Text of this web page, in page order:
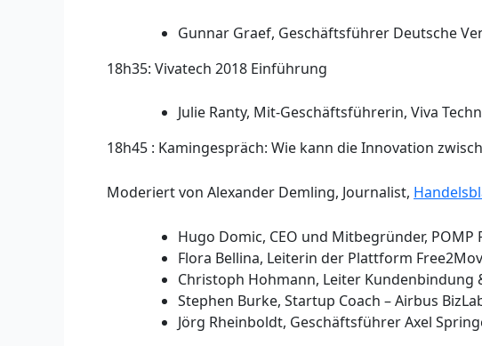
Gunnar Graef, Geschäftsführer Deutsche
18h35: Vivatech 2018 Einführung
Julie Ranty, Mit-Geschäftsführerin, Viva
18h45 : Kamingespräch: Wie kann die Innovation
Moderiert von Alexander Demling, Journalist,
Hugo Domic, CEO und Mitbegründer, POMP
Flora Bellina, Leiterin der Plattform
Christoph Hohmann, Leiter Kundenbindung
Stephen Burke, Startup Coach – Airbus
Jörg Rheinboldt, Geschäftsführer Axel